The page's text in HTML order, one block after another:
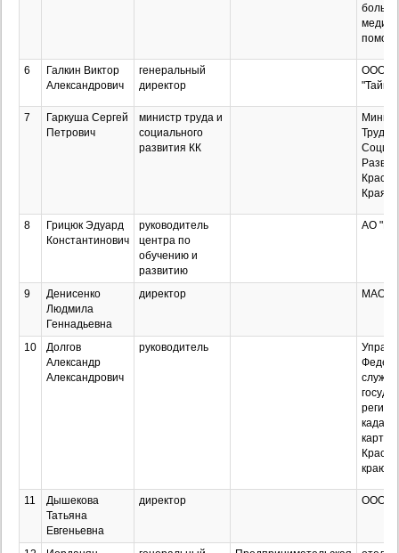
6
Галкин Виктор
Александрович
генеральный
директор
ООО
7
Гаркуша Сергей
Петрович
министр труда и
социального
развития КК
Труда и
Края
8
Грицюк Эдуард
Константинович
руководитель
центра по
обучению и
развитию
АО
9
Денисенко
Людмила
Геннадьевна
директор МАОУ
10
Долгов
Александр
Александрович
руководитель
службы
краю
11
Дышекова
Татьяна
Евгеньевна
директор ООО